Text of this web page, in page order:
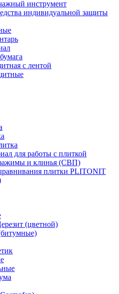
инструмент
индивидуальной защиты
с лентой
для работы с плиткой
и клинья (СВП)
плитки PLITONIT
(цветной)